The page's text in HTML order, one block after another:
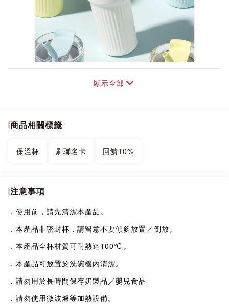
顯示全部
商品相關標籤
保溫杯 刷聯名卡 回饋10%
注意事項
．使用前，請先清潔本產品。
．本產品非密封杯，請留意不要傾斜放置／倒放。
．本產品全杯材質可耐熱達100℃。
．本產品可放置於洗碗機內清潔。
．請勿用於長時間保存奶製品／嬰兒食品
．請勿使用微波爐等加熱設備。